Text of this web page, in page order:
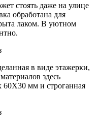
стоять даже на улице
обработана для
лаком. В уютном
в виде этажерки,
здесь
60Х30 мм и строганная